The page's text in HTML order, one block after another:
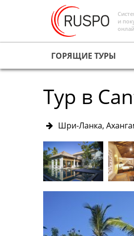
и
ГОРЯЩИЕ ТУРЫ
Тур в
Шри-Ланка,